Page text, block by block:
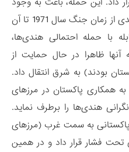
آمدن بزرگ‌ترین بسیج نیروهای هندی از زمان جنگ سال 1971 تا آن
با حمله احتمالی هندی‌ها،
ظاهرا در حال حمایت از
بودند) به شرق انتقال داد.
همکاری پاکستان در مرزهای
هندی‌ها را برطرف نماید.
پاکستانی به سمت غرب (مرزهای
تحت فشار قرار داد و در همین